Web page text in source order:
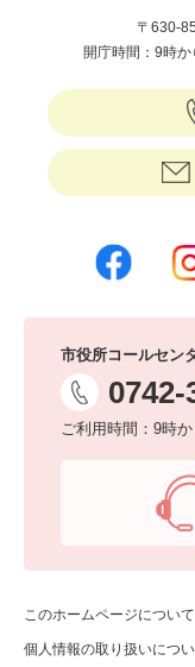
〒630-
開庁時間：9時か
市役所コールセン
0742-
ご利用時間：9時
このホームページについて
個人情報の取り扱いにつ